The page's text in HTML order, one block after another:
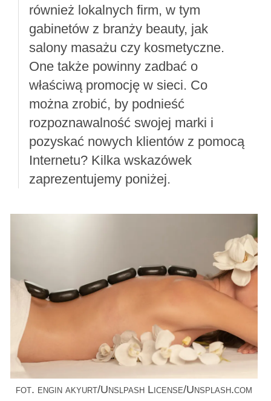
również lokalnych firm, w tym
gabinetów z branży beauty, jak
salony masażu czy kosmetyczne.
One także powinny zadbać o
właściwą promocję w sieci. Co
można zrobić, by podnieść
rozpoznawalność swojej marki i
pozyskać nowych klientów z pomocą
Internetu? Kilka wskazówek
zaprezentujemy poniżej.
fot. engin akyurt/Unslpash License/Unsplash.com